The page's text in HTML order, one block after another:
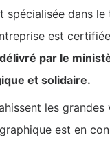
spécialisée dans
est
par le
et solidaire.
les
est en